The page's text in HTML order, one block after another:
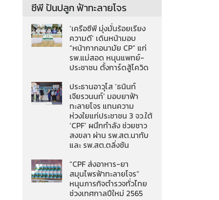
ซีพี ปันปลูก ฟ้าทะลายโจร
‘เครือซีพี มุ่งมั่นร้อยเรียง
ความดี’ เดินหน้ามอบ
“หน้ากากอนามัย CP” แก่
รพ.แม่สอด หนุนแพทย์-
ประชาชน ตั้งการ์ดสู้โควิด
ประธานอาวุโส ‘ธนินท์
เจียรวนนท์’ มอบยาฟ้า
ทะลายโจร แทนความ
ห่วงใยแก่ประชาชน 3 จว.ใต้
‘CPF’ ผนึกกำลัง ช่วยชาว
สงขลา ผ่าน รพ.สต.นาทับ
และ รพ.สต.ตลิ่งชัน
“CPF ส่งอาหาร-ยา
สมุนไพรฟ้าทะลายโจร”
หนุนภารกิจตำรวจทั่วไทย
ช่วงเทศกาลปีใหม่ 2565